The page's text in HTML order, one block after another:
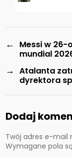
←
Messi w
mundial
→ Atalanta
dyrektora
Dodaj
Twój adres e-mail
Wymagane pola